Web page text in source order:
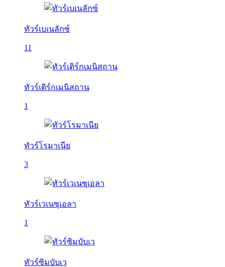
ทัวร์เบเนลักซ์
11
ทัวร์เติร์กเมนิสถาน
1
ทัวร์โรมาเนีย
3
ทัวร์เวเนซุเอลา
1
ทัวร์ซิมบับเว